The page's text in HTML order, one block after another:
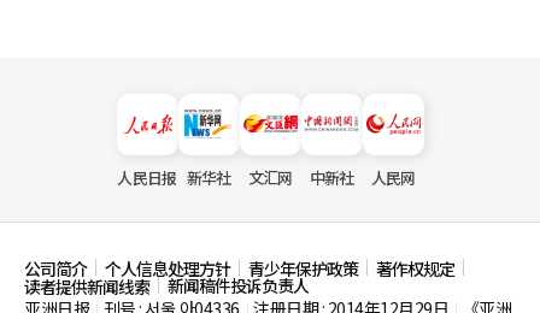
人民日报 新华社 文汇网 中新社 人民网
公司简介 个人信息处理方针 青少年保护政策 著作权规定
读者提供新闻线索
新闻稿件投诉负责人
亚洲日报
刊号 : 서울,아04336 注册日期 : 2014年12月29日 《亚洲